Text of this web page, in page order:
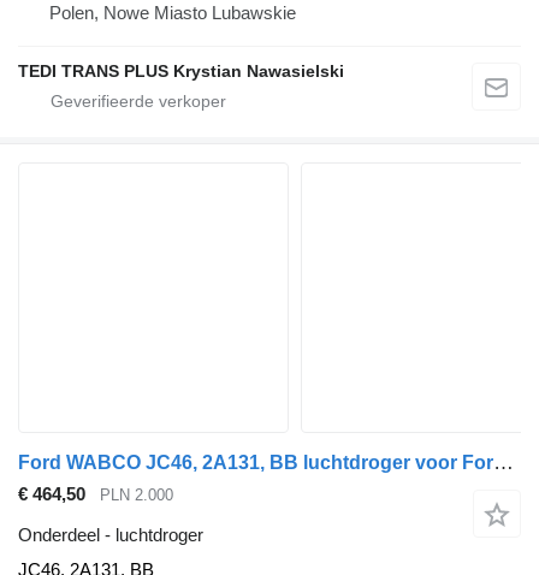
Polen, Nowe Miasto Lubawskie
TEDI TRANS PLUS Krystian Nawasielski
Ford WABCO JC46, 2A131, BB luchtdroger voor Ford F-MAX 500 EURO 6 trekker
€ 464,50 PLN 2.000
Onderdeel - luchtdroger
JC46, 2A131, BB